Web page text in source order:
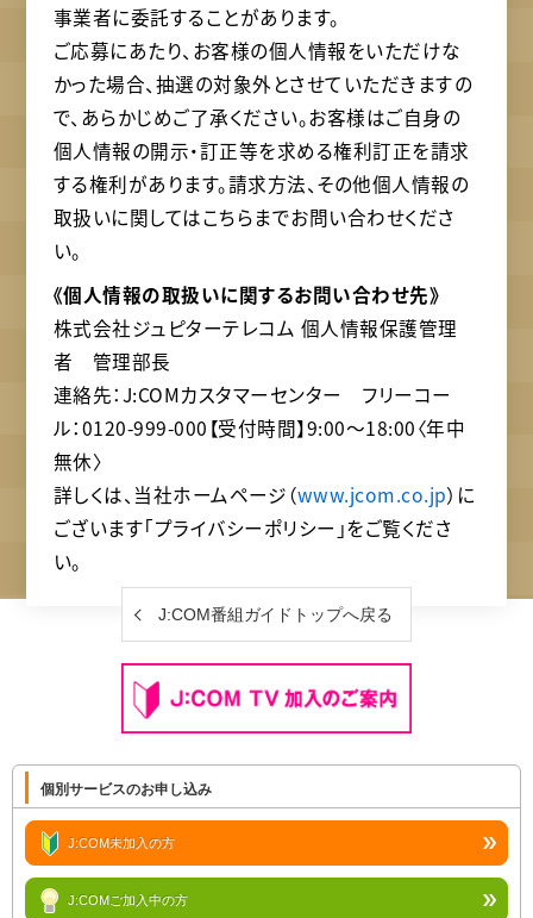
事業者に委託することがあります。
ご応募にあたり、お客様の個人情報をいただけな
かった場合、抽選の対象外とさせていただきますの
で、あらかじめご了承ください。お客様はご自身の
個人情報の開示・訂正等を求める権利訂正を請求
する権利があります。請求方法、その他個人情報の
取扱いに関してはこちらまでお問い合わせくださ
い。
《個人情報の取扱いに関するお問い合わせ先》
株式会社ジュピターテレコム 個人情報保護管理
者 管理部長
連絡先：J:COMカスタマーセンター フリーコー
ル：0120-999-000【受付時間】9:00〜18:00〈年中
無休〉
詳しくは、当社ホームページ（www.jcom.co.jp）に
ございます「プライバシーポリシー」をご覧くださ
い。
J:COM番組ガイドトップへ戻る
個別サービスのお申し込み
J:COM未加入の方
J:COMご加入中の方